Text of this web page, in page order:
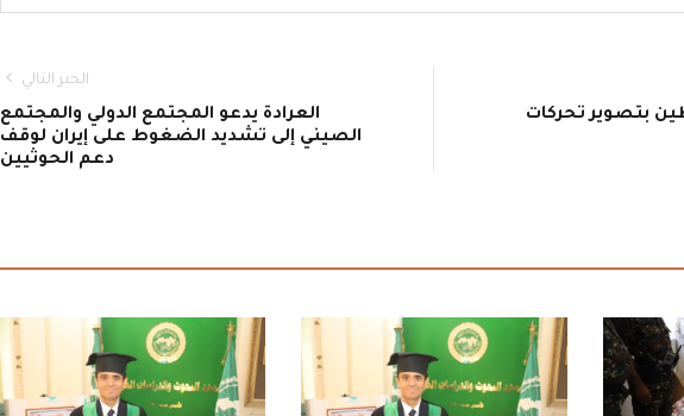
بتصوير تحركات
الخبر التالي
العرادة يدعو المجتمع الدولي والمجتمع
الصيني إلى تشديد الضغوط على إيران لوقف
دعم الحوثيين